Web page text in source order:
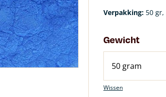
Verpakking: 50
Gewicht
Wissen